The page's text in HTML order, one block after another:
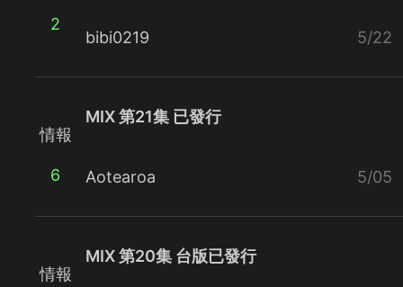
2
bibi0219 5/22
情報
6
MIX 第21集 已發行
Aotearoa 5/05
情報
MIX 第20集 台版已發行